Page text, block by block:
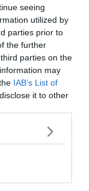
seeing
utilized by
parties prior to
the further
parties on the
may
IAB’s List of
it to other
a fuoco lento
necessario.Intanto
aiutandovi con
da parte. A cottura
di sale e pepe e
temperatura
i gamberi e
olio a crudo e